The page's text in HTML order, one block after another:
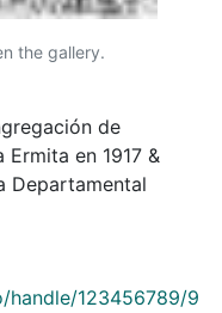
the gallery.
de
en 1917 &
Departamental
handle/123456789/9